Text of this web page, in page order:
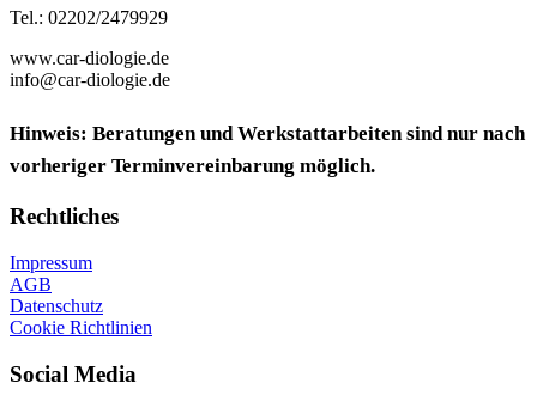
Tel.: 02202/2479929
www.car-diologie.de
info@car-diologie.de
Hinweis: Beratungen und Werkstattarbeiten sind nur nach
vorheriger Terminvereinbarung möglich.
Rechtliches
Impressum
AGB
Datenschutz
Cookie Richtlinien
Social Media